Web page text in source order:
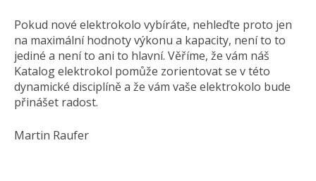
Pokud nové elektrokolo vybíráte, nehleďte proto jen
na maximální hodnoty výkonu a kapacity, není to to
jediné a není to ani to hlavní. Věříme, že vám náš
Katalog elektrokol pomůže zorientovat se v této
dynamické disciplíně a že vám vaše elektrokolo bude
přinášet radost.
Martin Raufer